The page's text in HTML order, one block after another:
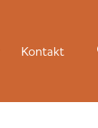
Kontakt